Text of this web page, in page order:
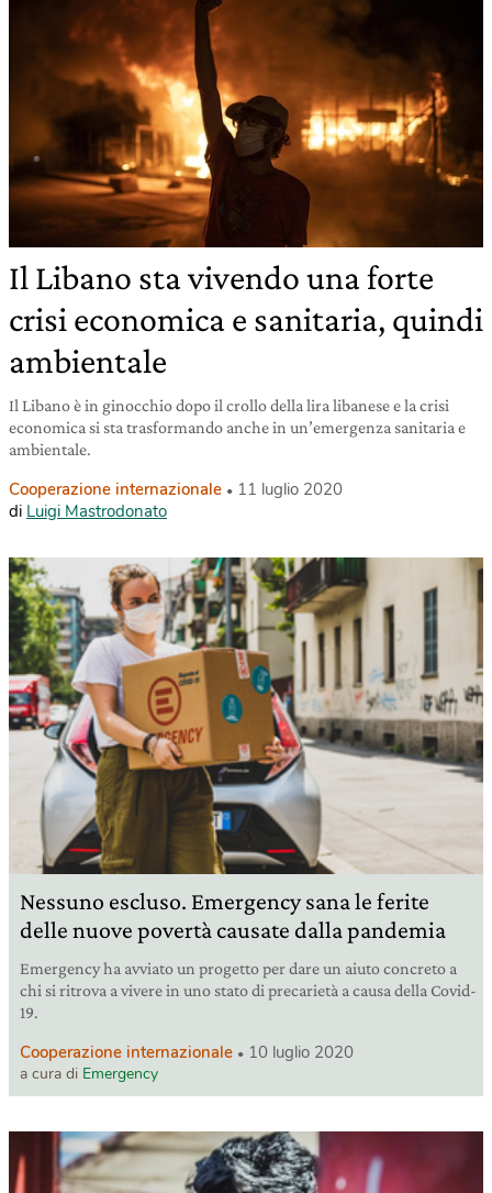
Il Libano sta vivendo una forte
crisi economica e sanitaria, quindi
ambientale
Il Libano è in ginocchio dopo il crollo della lira libanese e la crisi
economica si sta trasformando anche in un’emergenza sanitaria e
ambientale.
Cooperazione internazionale
11 luglio 2020
di Luigi Mastrodonato
Nessuno escluso. Emergency sana le ferite
delle nuove povertà causate dalla pandemia
Emergency ha avviato un progetto per dare un aiuto concreto a
chi si ritrova a vivere in uno stato di precarietà a causa della Covid-
19.
Cooperazione internazionale 10 luglio 2020
a cura di Emergency